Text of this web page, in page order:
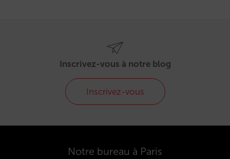
Inscrivez-vous à notre blog
Inscrivez-vous
Notre bureau à Paris